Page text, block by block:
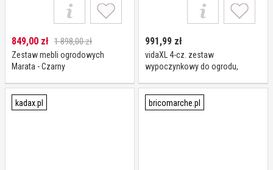
849,00 zł 1 898,00 zł
Zestaw mebli ogrodowych
Marata - Czarny
991,99 zł
vidaXL 4-cz. zestaw
wypoczynkowy do ogrodu,
kadax.pl bricomarche.pl